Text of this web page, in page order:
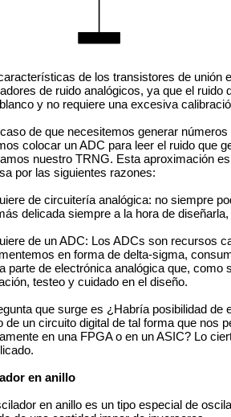
de los transistores de unión
de ruido analógicos, ya que el ruido
y no requiere una excesiva
de que necesitemos generar
colocar un ADC para leer el ruido que
nuestro TRNG. Esta aproximación
por las siguientes razones:
de circuitería analógica: no siempre
delicada siempre a la hora de
de un ADC: Los ADCs son recursos
en forma de delta-sigma,
parte de electrónica analógica que, como
testeo y cuidado en el diseño.
que surge es ¿Habría posibilidad de
de un circuito digital de tal forma que nos
en una FPGA o en un ASIC? Lo
en anillo
en anillo es un tipo especial de